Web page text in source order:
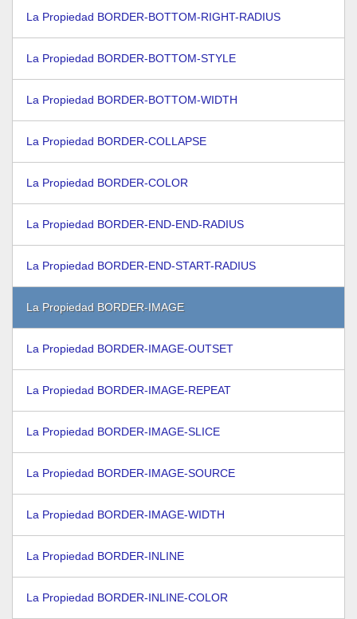
La Propiedad BORDER-BOTTOM-RIGHT-RADIUS
La Propiedad BORDER-BOTTOM-STYLE
La Propiedad BORDER-BOTTOM-WIDTH
La Propiedad BORDER-COLLAPSE
La Propiedad BORDER-COLOR
La Propiedad BORDER-END-END-RADIUS
La Propiedad BORDER-END-START-RADIUS
La Propiedad BORDER-IMAGE
La Propiedad BORDER-IMAGE-OUTSET
La Propiedad BORDER-IMAGE-REPEAT
La Propiedad BORDER-IMAGE-SLICE
La Propiedad BORDER-IMAGE-SOURCE
La Propiedad BORDER-IMAGE-WIDTH
La Propiedad BORDER-INLINE
La Propiedad BORDER-INLINE-COLOR